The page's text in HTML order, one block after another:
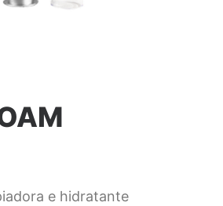
e hidratante